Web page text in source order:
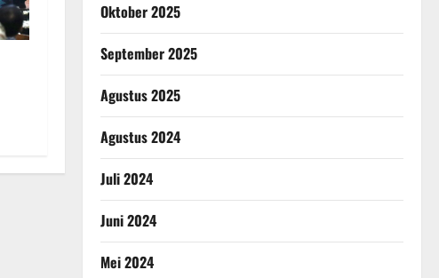
Oktober 2025
September 2025
Agustus 2025
Agustus 2024
Juli 2024
Juni 2024
Mei 2024